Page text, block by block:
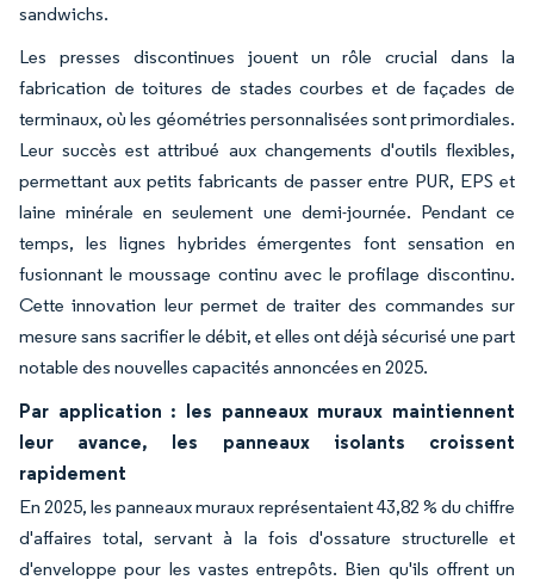
sandwichs.
Les presses discontinues jouent un rôle crucial dans la
fabrication de toitures de stades courbes et de façades de
terminaux, où les géométries personnalisées sont primordiales.
Leur succès est attribué aux changements d'outils flexibles,
permettant aux petits fabricants de passer entre PUR, EPS et
laine minérale en seulement une demi-journée. Pendant ce
temps, les lignes hybrides émergentes font sensation en
fusionnant le moussage continu avec le profilage discontinu.
Cette innovation leur permet de traiter des commandes sur
mesure sans sacrifier le débit, et elles ont déjà sécurisé une part
notable des nouvelles capacités annoncées en 2025.
Par application : les panneaux muraux maintiennent
leur avance, les panneaux isolants croissent
rapidement
En 2025, les panneaux muraux représentaient 43,82 % du chiffre
d'affaires total, servant à la fois d'ossature structurelle et
d'enveloppe pour les vastes entrepôts. Bien qu'ils offrent un